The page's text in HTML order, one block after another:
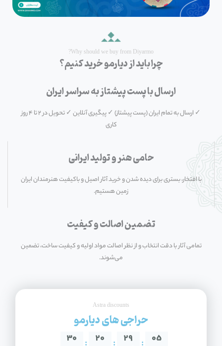
Why should we buy from Diyarmo?
چرا باید از دیارمو خرید کنیم؟
ارسال با پست پیشتاز به سراسر ایران
✓ ارسال به تمام ایران (پست پیشتاز) ✓ پیگیری آنلاین ✓ تحویل در ۲ تا ۴ روز
کاری
حامی هنر و تولید ایرانی
با افتخار، بستری برای دیده شدن و خرید آثار اصیل و باکیفیت هنرمندان ایران
زمین هستیم.
تضمین اصالت و کیفیت
تمامی آثار با دقت انتخاب و از نظر اصالت مواد اولیه و کیفیت ساخت، تضمین
می‌شوند.
Astra discounts
حراجی های دیارمو
30 : 20 : 29 : 04